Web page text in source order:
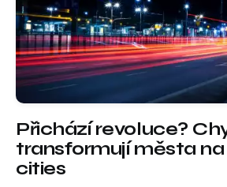
Přichází revoluce?
transformují města
cities